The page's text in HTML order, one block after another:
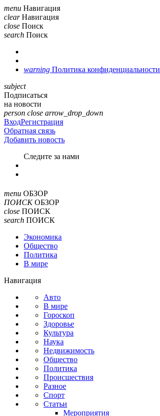
menu Навигация
clear Навигация
close Поиск
search Поиск
warning Политика конфиденциальности
subject
Подписаться
на новости
person close arrow_drop_down
ВходРегистрация
Обратная связь
Добавить новость
Cледите за нами
menu ОБЗОР
ПОИСК ОБЗОР
close ПОИСК
search ПОИСК
Экономика
Общество
Политика
В мире
Навигация
Авто
В мире
Гороскоп
Здоровье
Культура
Наука
Недвижимость
Общество
Политика
Происшествия
Разное
Спорт
Статьи
Мероприятия